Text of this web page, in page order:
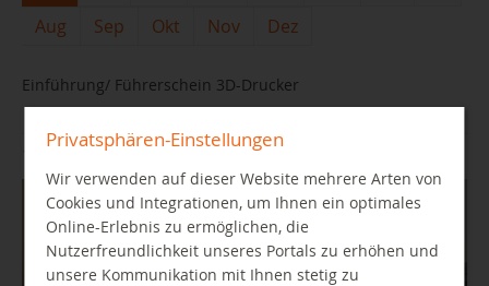
Aug
Sep Okt Nov Dez
Einführung/ Führerschein 3D-Drucker
17.12.2026 15:00 Uhr
Privatsphären-Einstellungen
Wir verwenden auf dieser Website mehrere Arten von
Cookies und Integrationen, um Ihnen ein optimales
Online-Erlebnis zu ermöglichen, die
Nutzerfreundlichkeit unseres Portals zu erhöhen und
unsere Kommunikation mit Ihnen stetig zu